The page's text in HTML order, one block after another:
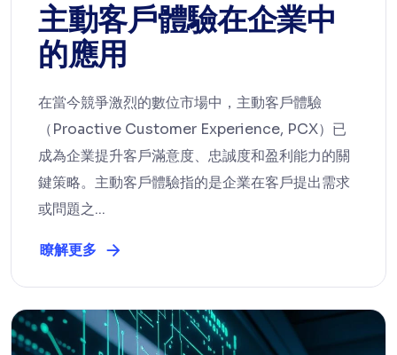
主動客戶體驗在企業中
的應用
在當今競爭激烈的數位市場中，主動客戶體驗
（Proactive Customer Experience, PCX）已
成為企業提升客戶滿意度、忠誠度和盈利能力的關
鍵策略。主動客戶體驗指的是企業在客戶提出需求
或問題之...
瞭解更多